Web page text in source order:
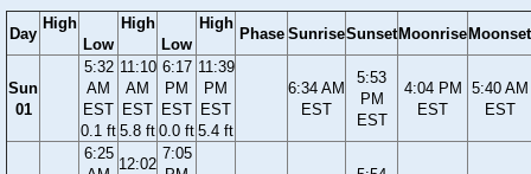
Day
High
Low
High
Low
High
Phase SunriseSunset Moonrise Moonset
Sun
01
5:32
AM
EST
0.1 ft
11:10
AM
EST
5.8 ft
6:17
PM
EST
0.0 ft
11:39
PM
EST
5.4 ft
6:34 AM
EST
5:53
PM
EST
4:04 PM
EST
5:40 AM
EST
6:25
12:02
7:05